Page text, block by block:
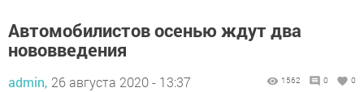
Автомобилистов осенью ждут два
нововведения
admin, 26 августа 2020 - 13:37 1562 0 0